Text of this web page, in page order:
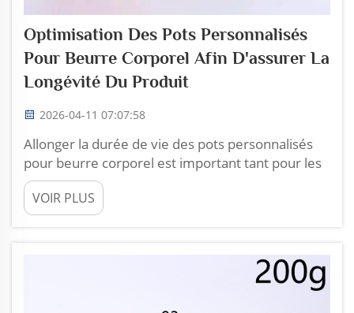
Optimisation Des Pots Personnalisés
Pour Beurre Corporel Afin D'assurer La
Longévité Du Produit
2026-04-11 07:07:58
Allonger la durée de vie des pots personnalisés
pour beurre corporel est important tant pour les
clients que pour les entreprises. Chez Zhoucheng
Plastic, nous savons comment concevoir des pots
qui conservent le beurre corporel frais et sûr.
corporel reste onctueux, sent bon et...
VOIR PLUS